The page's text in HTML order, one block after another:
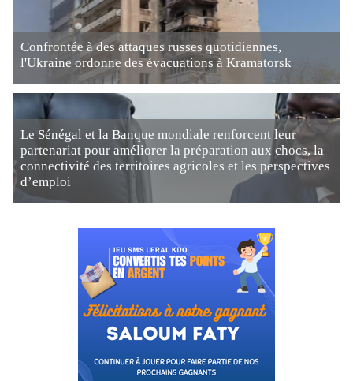
Confrontée à des attaques russes quotidiennes,
l'Ukraine ordonne des évacuations à Kramatorsk
Le Sénégal et la Banque mondiale renforcent leur
partenariat pour améliorer la préparation aux chocs, la
connectivité des territoires agricoles et les perspectives
d’emploi